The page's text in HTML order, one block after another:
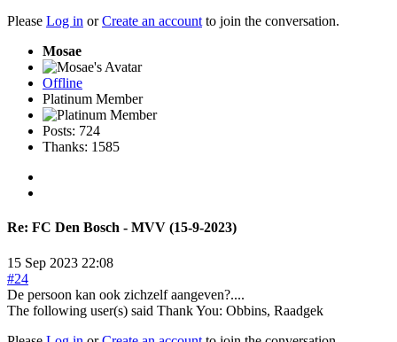
Please Log in orCreate an account to join the conversation.
Mosae
Offline
Platinum Member
Posts: 724
Thanks: 1585
Re: FC Den Bosch - MVV (15-9-2023)
15 Sep 2023 22:08
#24
De persoon kan ook zichzelf aangeven?....
The following user(s) said Thank You: Obbins, Raadgek